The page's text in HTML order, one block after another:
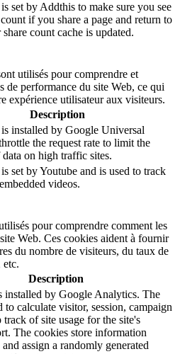
set by Addthis to make sure you see
if you share a page and return to
count cache is updated.
utilisés pour comprendre et
de performance du site Web, ce qui
expérience utilisateur aux visiteurs.
Description
installed by Google Universal
the request rate to limit the
on high traffic sites.
set by Youtube and is used to track
videos.
pour comprendre comment les
Web. Ces cookies aident à fournir
du nombre de visiteurs, du taux de
etc.
Description
installed by Google Analytics. The
to calculate visitor, session, campaign
track of site usage for the site's
The cookies store information
assign a randomly generated